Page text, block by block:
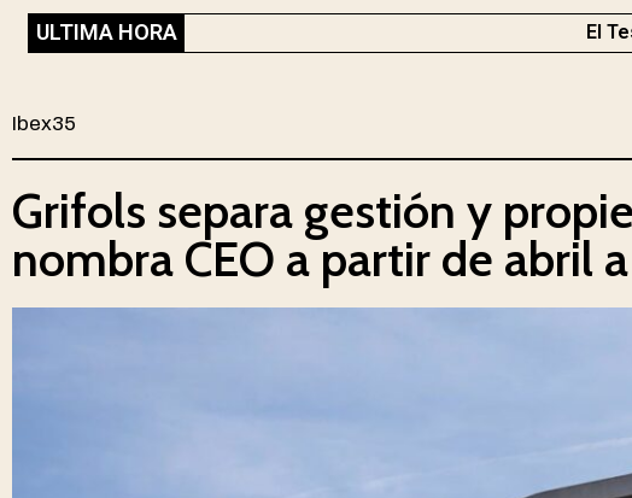
ULTIMA HORA El
Ibex35
Grifols separa gestión y
nombra CEO a partir de abril